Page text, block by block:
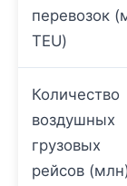
перевозок
TEU)
Количество
воздушных
грузовых
рейсов